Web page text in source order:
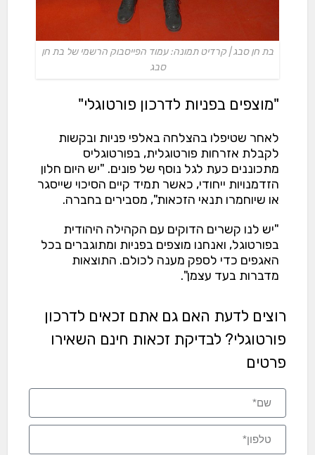
בת חן סבג | קרדיט תמונה: עמוד הפייסבוק הרשמי של בת חן
סבג
"מוצפים בפניות לדרכון פורטוגלי"
לאחר שטיפלו בהצלחה באלפי פניות ובקשות
לקבלת אזרחות פורטוגלית, בפורטוגליס
מתכוננים כעת לגל נוסף של פונים. "יש היום חלון
הזדמנויות ייחודי, כאשר תמיד קיים הסיכוי שייסגר
או שיוחמרו תנאי הזכאות", מסבירים בחברה.
"יש לנו קשרים הדוקים עם הקהילה היהודית
בפורטוגל, ואנחנו מוצפים בפניות ומתוגברים בכל
האגפים כדי לספק מענה לכולם. התוצאות
מדברות בעד עצמן".
רוצים לדעת האם גם אתם זכאים לדרכון
פורטוגלי? לבדיקת זכאות חינם השאירו
פרטים